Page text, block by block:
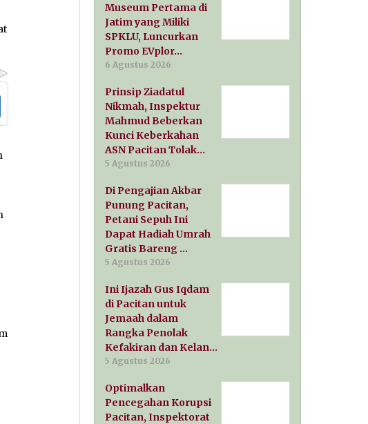
Museum Pertama di
Jatim yang Miliki
SPKLU, Luncurkan
Promo EVplor…
6 Agustus 2026
Prinsip Ziadatul
Nikmah, Inspektur
Mahmud Beberkan
Kunci Keberkahan
ASN Pacitan Tolak…
5 Agustus 2026
Di Pengajian Akbar
Punung Pacitan,
Petani Sepuh Ini
Dapat Hadiah Umrah
Gratis Bareng …
5 Agustus 2026
Ini Ijazah Gus Iqdam
di Pacitan untuk
Jemaah dalam
Rangka Penolak
Kefakiran dan Kelan…
5 Agustus 2026
Optimalkan
Pencegahan Korupsi
Pacitan, Inspektorat